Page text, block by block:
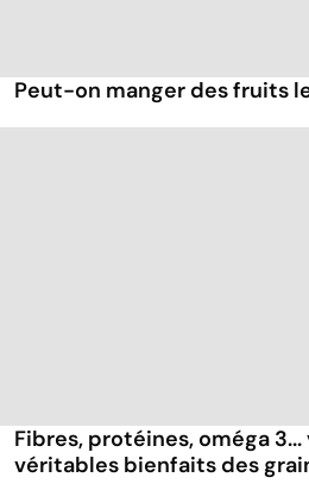
Peut-on manger des fruits
Fibres, protéines, oméga
véritables bienfaits des